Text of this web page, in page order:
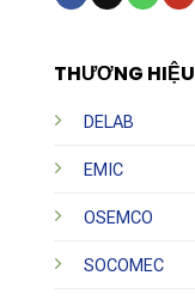
THƯƠNG HIỆU
DELAB
EMIC
OSEMCO
SOCOMEC